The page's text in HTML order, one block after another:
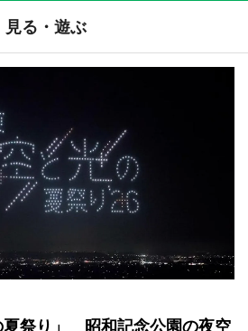
見る・遊ぶ
夏祭り」 昭和記念公園の夜空